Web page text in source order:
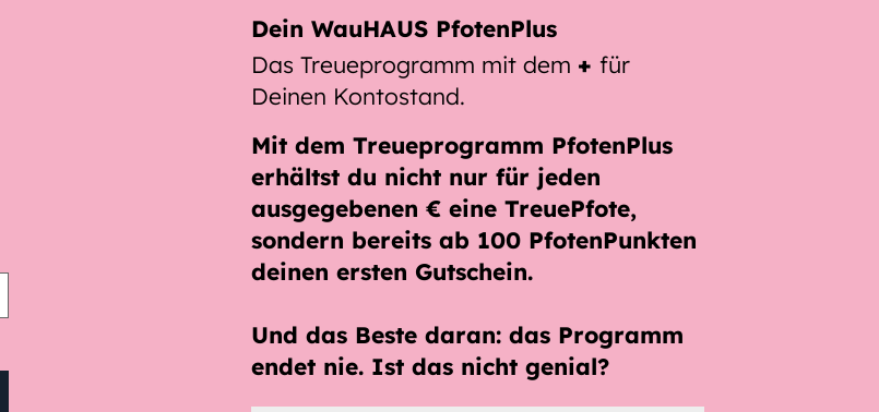
Dein WauHAUS PfotenPlus
Das Treueprogramm mit dem + für
Deinen Kontostand.
Mit demTreueprogramm PfotenPlus
erhältst du nicht nur für jeden
ausgegebenen € eine TreuePfote,
sondern bereits ab 100 PfotenPunkten
deinen ersten Gutschein.
Und das Beste daran: das Programm
endet nie. Ist das nicht genial?